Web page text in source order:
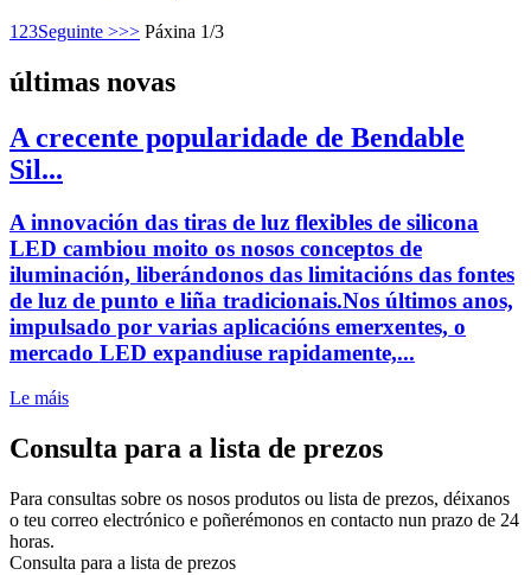
1 23Seguinte >>> Páxina 1/3
últimas novas
A crecente popularidade de Bendable
Sil...
A innovación das tiras de luz flexibles de silicona
LED cambiou moito os nosos conceptos de
iluminación, liberándonos das limitacións das fontes
de luz de punto e liña tradicionais.Nos últimos anos,
impulsado por varias aplicacións emerxentes, o
mercado LED expandiuse rapidamente,...
Le máis
Consulta para a lista de prezos
Para consultas sobre os nosos produtos ou lista de prezos, déixanos
o teu correo electrónico e poñerémonos en contacto nun prazo de 24
horas.
Consulta para a lista de prezos